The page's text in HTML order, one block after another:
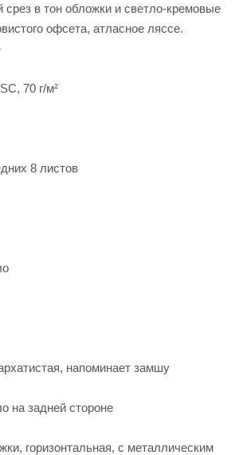
в тон обложки и светло-кремовые
офсета, атласное ляссе.
70 г/м²
8 листов
напоминает замшу
на задней стороне
горизонтальная, с металлическим